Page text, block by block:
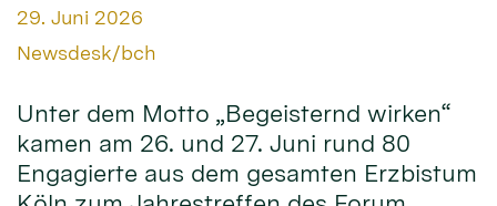
Datum:
29. Juni 2026
Von:
Newsdesk/bch
Unter dem Motto „Begeisternd wirken“
kamen am 26. und 27. Juni rund 80
Engagierte aus dem gesamten Erzbistum